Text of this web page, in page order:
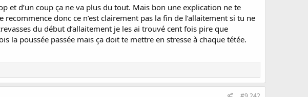
posée elle a cherché à téter, je l'ai laissé faire et miracle elle a tété dans son
relayé avec papa jusqu'à ce qu'on lâche l'affaire et qu'on la lève. Quand on a
éveillée pour la première fois depuis samedi dernier sans me mordre. Bon, j'étais
minuit après moult cabrioles dans le salon. A 3h elle a pleuré, je l'ai rejoins et
de rien comme on faisait avant et miracle elle a tété aussi et bien réveillée cette
n'était pas autorisé et que ça faisait mal à maman. Elle a demandé l'autre sein
pour lui rappeler que c'est ça qu'on mord... Et puis on est arrivées à la
du doliprane en prévention pour qu'elle dorme bien. Je lui chante sa chanson elle
et d’un coup ça ne va plus du tout. Mais bon une explication ne te
donc ce n’est clairement pas la fin de l’allaitement si tu ne
du début d’allaitement je les ai trouvé cent fois pire que
la poussée passée mais ça doit te mettre en stresse à chaque tétée.